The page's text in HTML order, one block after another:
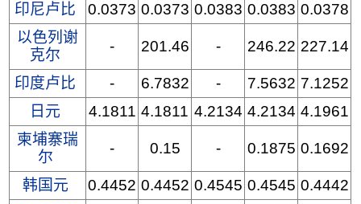
印尼卢比 0.0373 0.0373 0.0383 0.0383 0.0378
以色列谢
克尔
- 201.46 - 246.22 227.14
印度卢比 - 6.7832 - 7.5632 7.1252
日元
4.1811 4.1811 4.2134 4.2134 4.1961
柬埔寨瑞
尔
- 0.15 - 0.1875 0.1692
韩国元 0.4452 0.4452 0.4545 0.4545 0.4442